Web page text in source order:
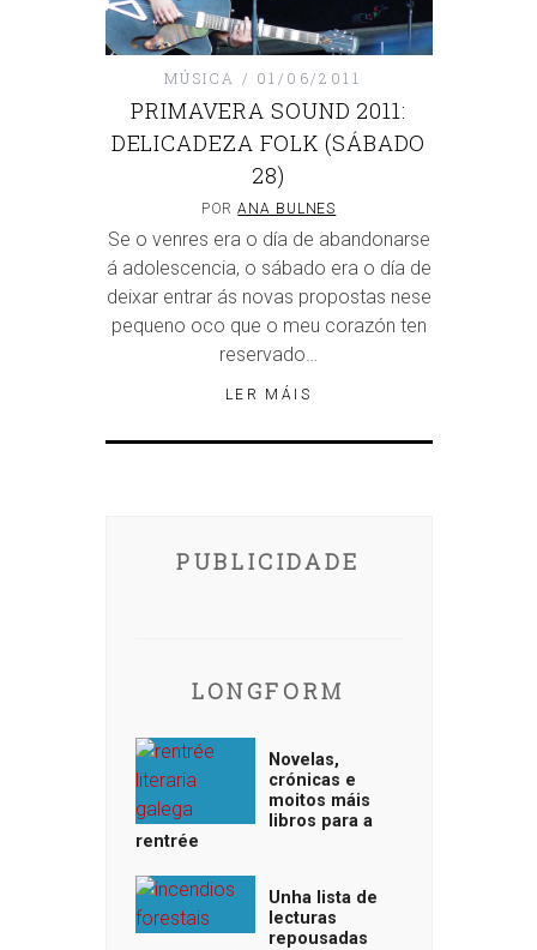
MÚSICA 01/06/2011
PRIMAVERA SOUND 2011:
DELICADEZA FOLK (SÁBADO
28)
PORANA BULNES
Se o venres era o día de abandonarse
á adolescencia, o sábado era o día de
deixar entrar ás novas propostas nese
pequeno oco que o meu corazón ten
reservado…
LER MÁIS
PUBLICIDADE
LONGFORM
Novelas,
crónicas e
moitos máis
libros para a
rentrée
Unha lista de
lecturas
repousadas